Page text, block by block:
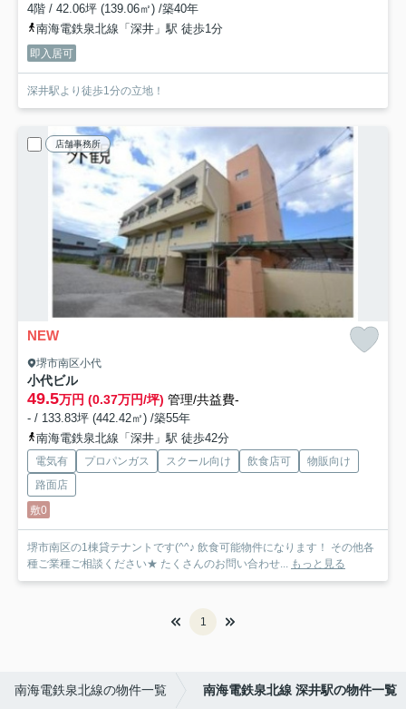
4階 / 42.06坪 (139.06㎡) /築40年
南海電鉄泉北線「深井」駅 徒歩1分
即入居可
深井駅より徒歩1分の立地！
店舗事務所
NEW
堺市南区小代
小代ビル
49.5万円 (0.37万円/坪) 管理/共益費-
- / 133.83坪 (442.42㎡) /築55年
南海電鉄泉北線「深井」駅 徒歩42分
電気有 プロパンガス スクール向け 飲食店可
物販向け
路面店
敷0
堺市南区の1棟貸テナントです(^^♪ 飲食可能物件になります！ その他各
種ご業種ご相談ください★ たくさんのお問い合わせ... もっと見る
1
南海電鉄泉北線の物件一覧 南海電鉄泉北線 深井駅の物件一覧